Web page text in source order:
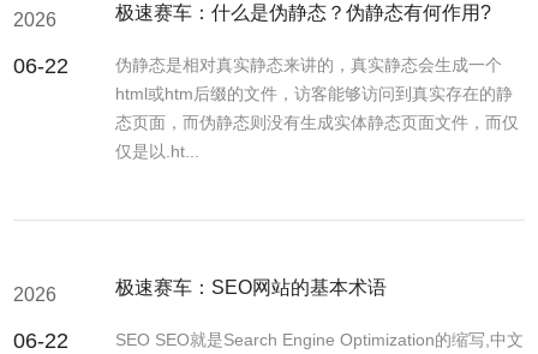
2026
06-22
极速赛车：什么是伪静态？伪静态有何作用?
伪静态是相对真实静态来讲的，真实静态会生成一个
html或htm后缀的文件，访客能够访问到真实存在的静
态页面，而伪静态则没有生成实体静态页面文件，而仅
仅是以.ht...
2026
06-22
极速赛车：SEO网站的基本术语
SEO SEO就是Search Engine Optimization的缩写,中文